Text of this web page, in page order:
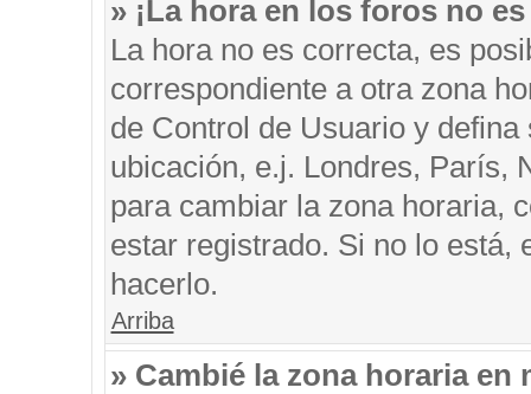
» ¡La hora en los foros no
La hora no es correcta, es
correspondiente a otra zona
de Control de Usuario y
ubicación, e.j. Londres, París,
para cambiar la zona horaria,
estar registrado. Si no lo está,
hacerlo.
Arriba
» Cambié la zona horaria